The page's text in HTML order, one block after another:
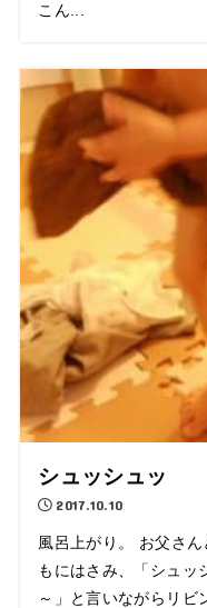
こん...
シュッシュッ
2017.10.10
風呂上がり。 お父さ
もにはさみ、「シュッ
～」と言いながらリ